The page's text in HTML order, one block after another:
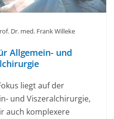
Chefarzt Prof. Dr. med. Michael Buerke
Medizinische Klinik für
Kardiologie
"Rund um die Uhr stehen wir
ständig bereit, um Patienten mit
akutem Herzinfarkt nach dem